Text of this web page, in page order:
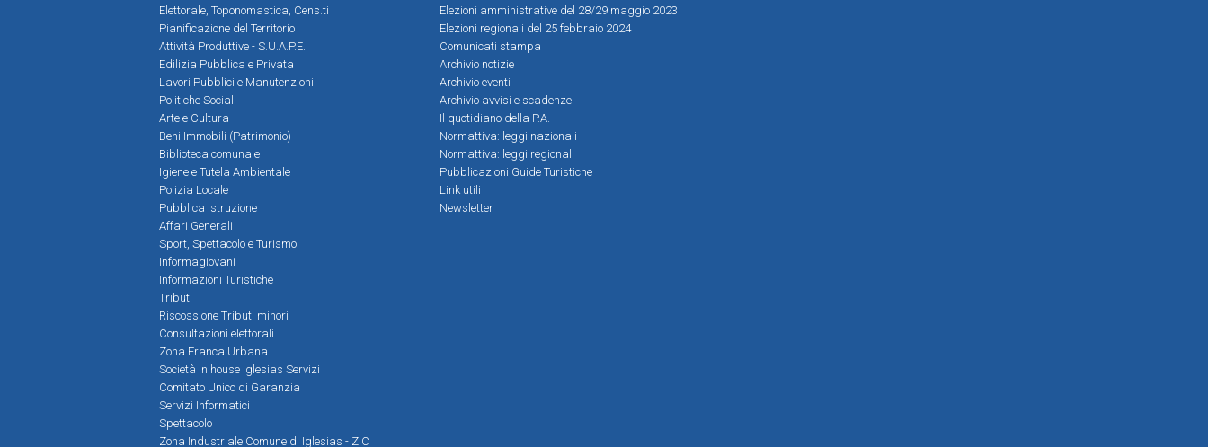
Elettorale, Toponomastica, Cens.ti
Pianificazione del Territorio
Attività Produttive - S.U.A.P.E.
Edilizia Pubblica e Privata
Lavori Pubblici e Manutenzioni
Politiche Sociali
Arte e Cultura
Beni Immobili (Patrimonio)
Biblioteca comunale
Igiene e Tutela Ambientale
Polizia Locale
Pubblica Istruzione
Affari Generali
Sport, Spettacolo e Turismo
Informagiovani
Informazioni Turistiche
Tributi
Riscossione Tributi minori
Consultazioni elettorali
Zona Franca Urbana
Società in house Iglesias Servizi
Comitato Unico di Garanzia
Servizi Informatici
Spettacolo
Zona Industriale Comune di Iglesias - ZIC
Elezioni amministrative del 28/29 maggio 2023
Elezioni regionali del 25 febbraio 2024
Comunicati stampa
Archivio notizie
Archivio eventi
Archivio avvisi e scadenze
Il quotidiano della P.A.
Normattiva: leggi nazionali
Normattiva: leggi regionali
Pubblicazioni Guide Turistiche
Link utili
Newsletter